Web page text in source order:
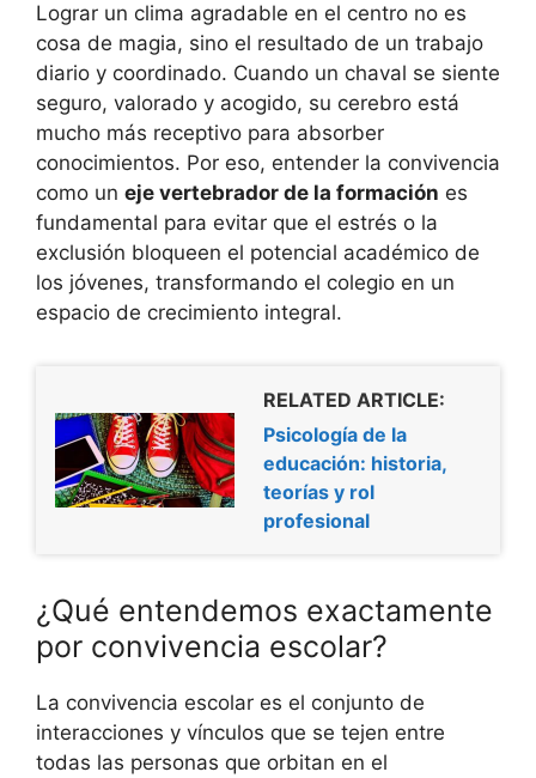
Lograr un clima agradable en el centro no es
cosa de magia, sino el resultado de un trabajo
diario y coordinado. Cuando un chaval se siente
seguro, valorado y acogido, su cerebro está
mucho más receptivo para absorber
conocimientos. Por eso, entender la convivencia
como un eje vertebrador de la formación es
fundamental para evitar que el estrés o la
exclusión bloqueen el potencial académico de
los jóvenes, transformando el colegio en un
espacio de crecimiento integral.
RELATED ARTICLE:
Psicología de la
educación: historia,
teorías y rol
profesional
¿Qué entendemos exactamente
por convivencia escolar?
La convivencia escolar es el conjunto de
interacciones y vínculos que se tejen entre
todas las personas que orbitan en el